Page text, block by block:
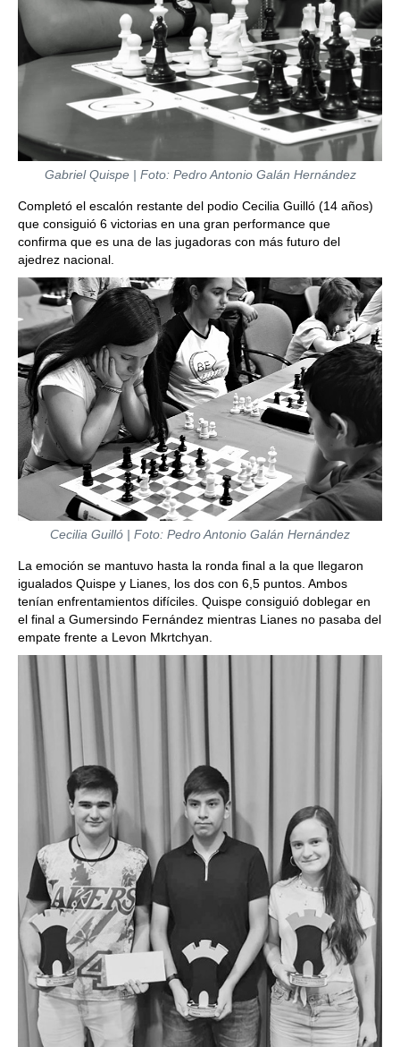
Gabriel Quispe | Foto: Pedro Antonio Galán Hernández
Completó el escalón restante del podio Cecilia Guilló (14 años)
que consiguió 6 victorias en una gran performance que
confirma que es una de las jugadoras con más futuro del
ajedrez nacional.
Cecilia Guilló | Foto: Pedro Antonio Galán Hernández
La emoción se mantuvo hasta la ronda final a la que llegaron
igualados Quispe y Lianes, los dos con 6,5 puntos. Ambos
tenían enfrentamientos difíciles. Quispe consiguió doblegar en
el final a Gumersindo Fernández mientras Lianes no pasaba del
empate frente a Levon Mkrtchyan.